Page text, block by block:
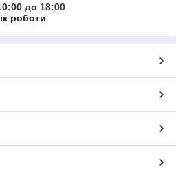
до 18:00
роботи